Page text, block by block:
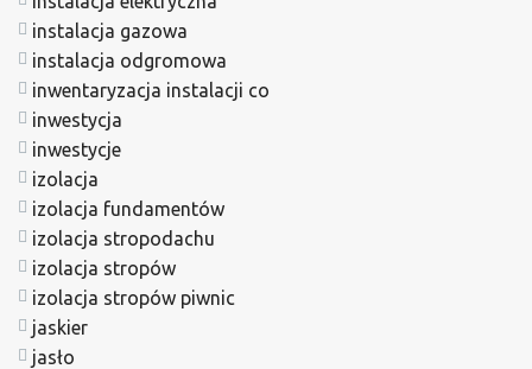
instalacja gazowa
instalacja odgromowa
inwentaryzacja instalacji co
inwestycja
inwestycje
izolacja
izolacja fundamentów
izolacja stropodachu
izolacja stropów
izolacja stropów piwnic
jaskier
jasło